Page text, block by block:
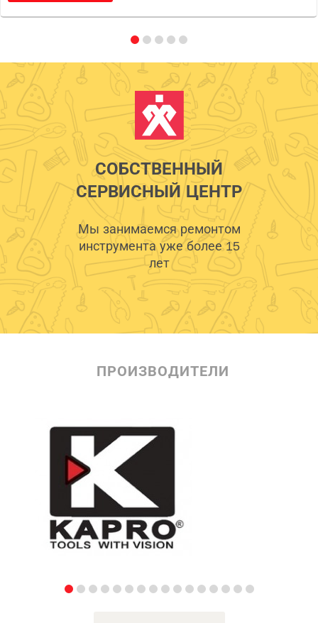
СОБСТВЕННЫЙ
СЕРВИСНЫЙ ЦЕНТР
Мы занимаемся ремонтом
инструмента уже более 15
лет
ПРОИЗВОДИТЕЛИ